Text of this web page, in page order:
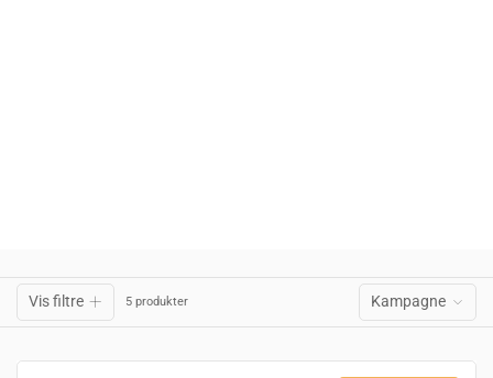
Vis filtre 5 produkter Kampagne